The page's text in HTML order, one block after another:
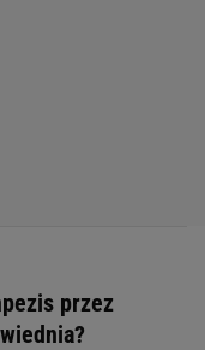
przez